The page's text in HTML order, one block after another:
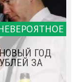
ГОД
ЗА